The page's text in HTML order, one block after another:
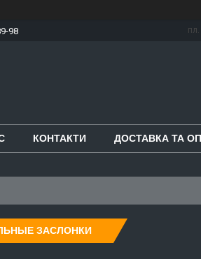
98
КОНТАКТИ ДОСТАВКА ТА
ЗАСЛОНКИ